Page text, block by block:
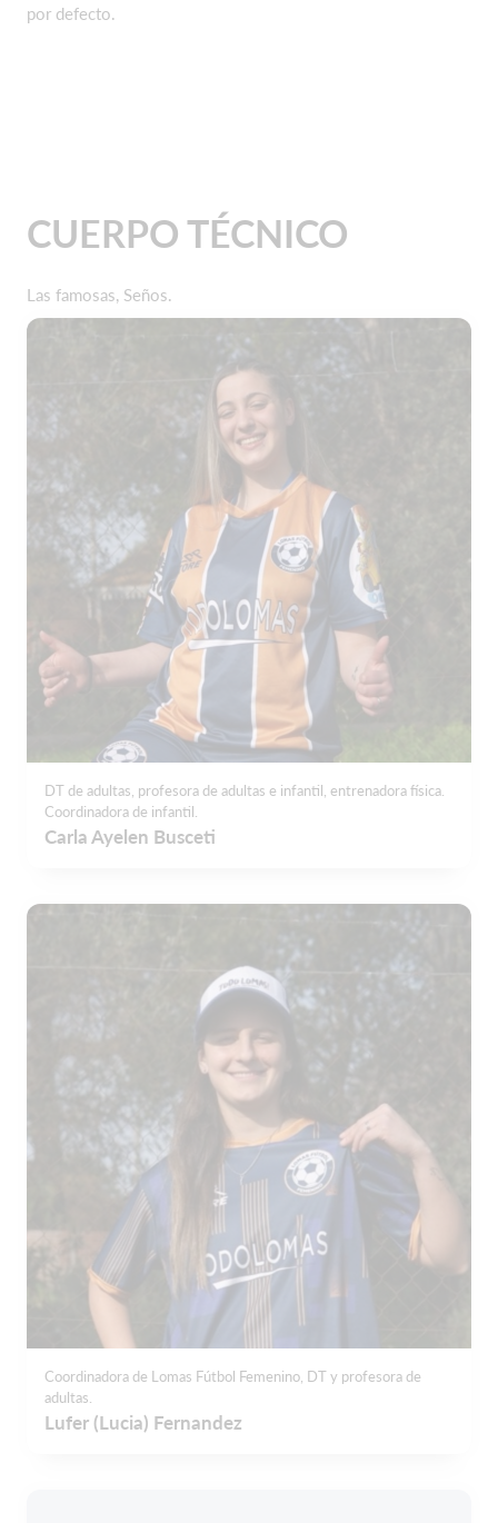
por defecto.
CUERPO TÉCNICO
Las famosas, Seños.
DT de adultas, profesora de adultas e infantil, entrenadora física.
Coordinadora de infantil.
Carla Ayelen Busceti
Coordinadora de Lomas Fútbol Femenino, DT y profesora de
adultas.
Lufer (Lucia) Fernandez